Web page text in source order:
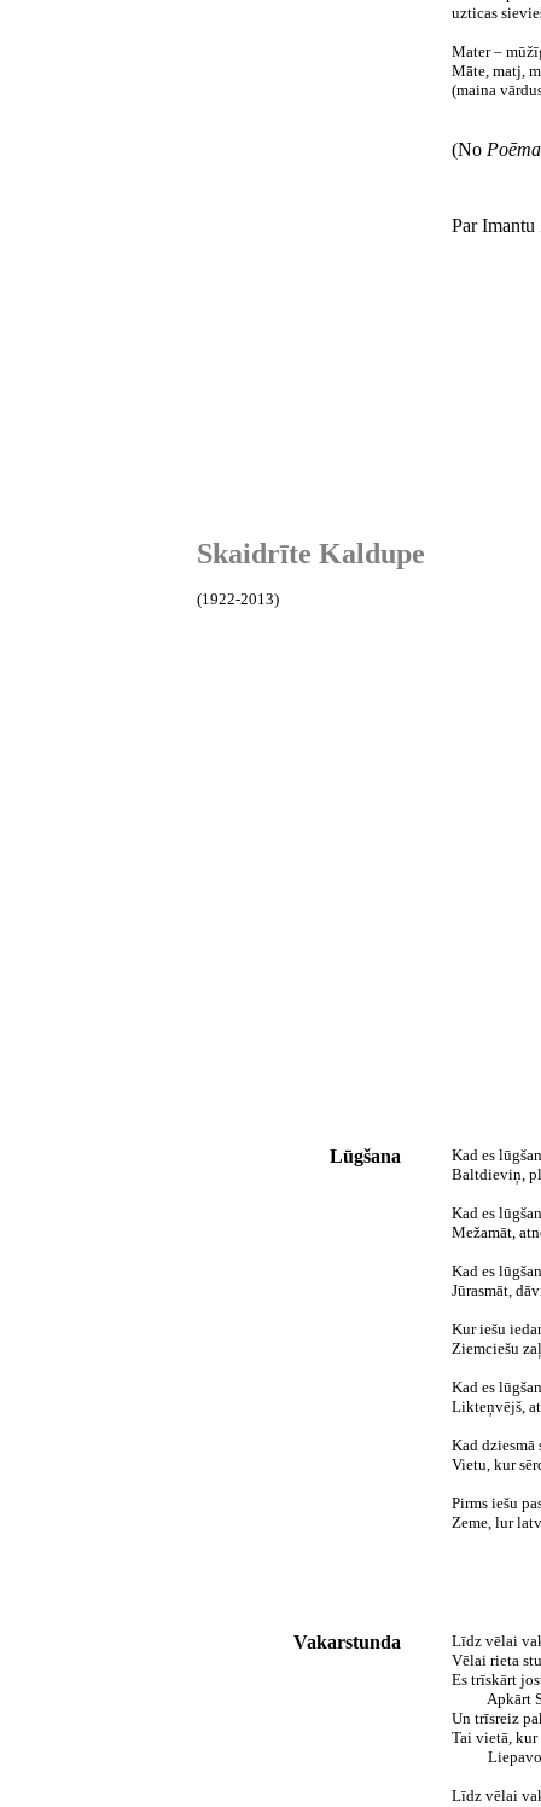
uzticas
Mater –
Māte, matj,
(maina
(No
Par
Skaidrīte Kaldupe
(1922-2013)
Lūgšana
Kad es
Baltdieviņ,
Kad es
Mežamāt,
Kad es
Jūrasmāt,
Kur iešu
Ziemciešu
Kad es
Likteņvējš,
Kad dziesmā
Vietu, kur
Pirms iešu
Zeme, lur
Vakarstunda
Līdz vēlai
Vēlai rieta
Es trīskārt
Apkārt
Un trīsreiz
Tai vietā,
Līdz vēlai